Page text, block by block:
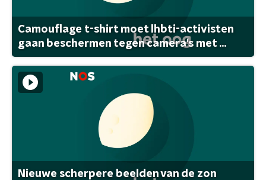
Camouflage t-shirt moet lhbti-activisten
gaan beschermen tegen camera's met ...
Nieuwe scherpere beelden van de zon